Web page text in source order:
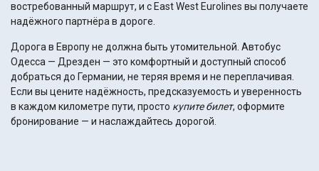
востребованный маршрут, и с East West Eurolines вы получаете
надёжного партнёра в дороге.
Дорога в Европу не должна быть утомительной. Автобус
Одесса — Дрезден — это комфортный и доступный способ
добраться до Германии, не теряя время и не переплачивая.
Если вы цените надёжность, предсказуемость и уверенность
в каждом километре пути, просто купите билет, оформите
бронирование — и наслаждайтесь дорогой.